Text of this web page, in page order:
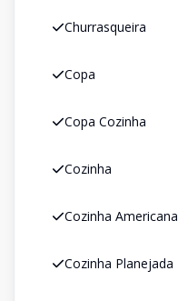
Churrasqueira
Copa
Copa Cozinha
Cozinha
Cozinha Americana
Cozinha Planejada